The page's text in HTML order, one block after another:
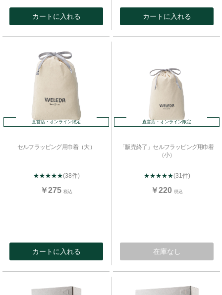
カートに入れる カートに入れる
直営店・オンライン限定
セルフラッピング用巾着（大）
★★★★★(38件)
￥275 税込
カートに入れる
直営店・オンライン限定
「販売終了」セルフラッピング用巾着
（小）
★★★★★(31件)
￥220 税込
在庫なし